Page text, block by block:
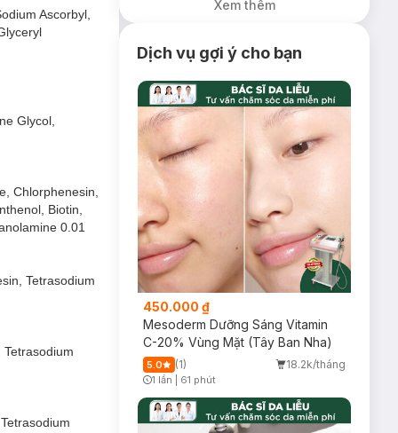
Ascorbyl,
Glycol,
Chlorphenesin,
Biotin,
0.01
Tetrasodium
Nạ Foodaholic
Xem thêm
Dịch vụ gợi ý cho bạn
450.000 ₫
Mesoderm Dưỡng Sáng Vitamin
C-20% Vùng Mặt (Tây Ban Nha)
5.0 (1) 18.2k/tháng
1 lần 61 phút